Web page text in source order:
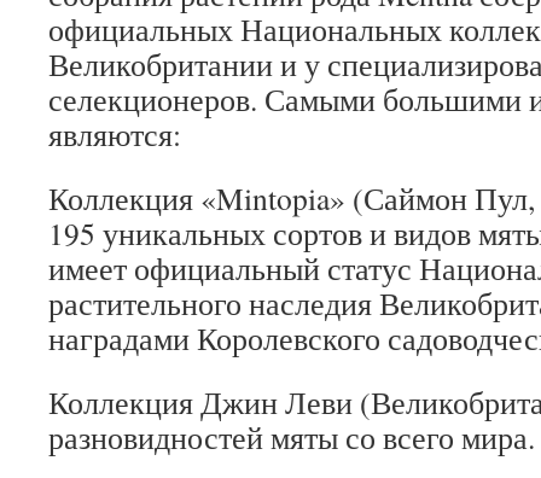
официальных Национальных
Великобритании и у
селекционеров. Самыми большими
являются:
Коллекция «Mintopia» (Саймон
195 уникальных сортов и видов
имеет официальный статус
растительного наследия
наградами Королевского
Коллекция Джин Леви
разновидностей мяты со всего мира.